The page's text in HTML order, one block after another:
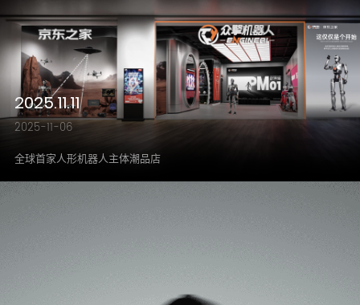
2025.11.11
2025-11-06
全球首家人形机器人主体潮品店